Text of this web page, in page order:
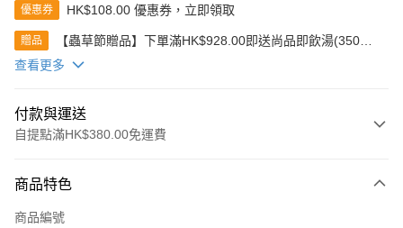
優惠券 HK$108.00 優惠券，立即領取
贈品
【蟲草節贈品】下單滿HK$928.00即送尚品即飲湯(350克)
(款式隨機發送)
查看更多
付款與運送
自提點滿HK$380.00免運費
信用卡
商品特色
商品編號